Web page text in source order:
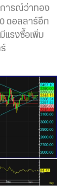
การณ์ว่าทอง
ดอลลาร์อีก
แรงซื้อเพิ่ม